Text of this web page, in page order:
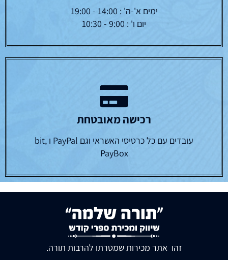
ימים א'-ה' : 14:00 - 19:00
יום ו' : 9:00 - 10:30
רכישה מאובטחת
עובדים עם כל כרטיסי האשראי וגם PayPal ו bit,
PayBox
זהו אתר מכירות שמטרתו להרבות תורה.